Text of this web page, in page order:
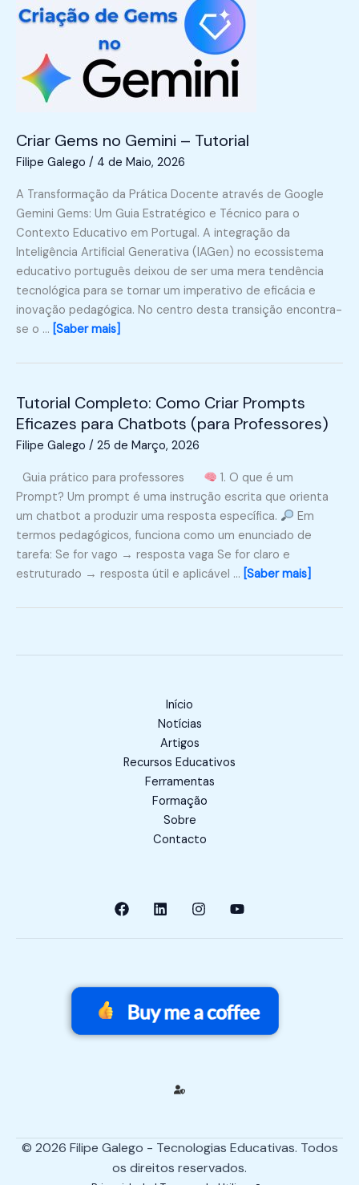
Criar Gems no Gemini – Tutorial
Filipe Galego / 4 de Maio, 2026
A Transformação da Prática Docente através de Google
Gemini Gems: Um Guia Estratégico e Técnico para o
Contexto Educativo em Portugal. A integração da
Inteligência Artificial Generativa (IAGen) no ecossistema
educativo português deixou de ser uma mera tendência
tecnológica para se tornar um imperativo de eficácia e
inovação pedagógica. No centro desta transição encontra-
se o … [Saber mais]
Tutorial Completo: Como Criar Prompts
Eficazes para Chatbots (para Professores)
Filipe Galego / 25 de Março, 2026
Guia prático para professores
1. O que é um
Prompt? Um prompt é uma instrução escrita que orienta
um chatbot a produzir uma resposta específica.
Em
termos pedagógicos, funciona como um enunciado de
tarefa: Se for vago → resposta vaga Se for claro e
estruturado → resposta útil e aplicável … [Saber mais]
Início
Notícias
Artigos
Recursos Educativos
Ferramentas
Formação
Sobre
Contacto
© 2026 Filipe Galego - Tecnologias Educativas. Todos
os direitos reservados.